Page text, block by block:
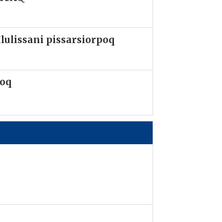
pissarsiorpoq